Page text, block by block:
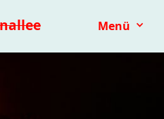
Menü
mit.mach.bühne